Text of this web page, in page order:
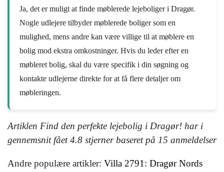
Ja, det er muligt at finde møblerede lejeboliger i Dragør.
Nogle udlejere tilbyder møblerede boliger som en
mulighed, mens andre kan være villige til at møblere en
bolig mod ekstra omkostninger. Hvis du leder efter en
møbleret bolig, skal du være specifik i din søgning og
kontakte udlejerne direkte for at få flere detaljer om
møbleringen.
Artiklen Find den perfekte lejebolig i Dragør! har i
gennemsnit fået4.8 stjerner baseret på 15 anmeldelser
Andre populære artikler: Villa 2791: Dragør Nords